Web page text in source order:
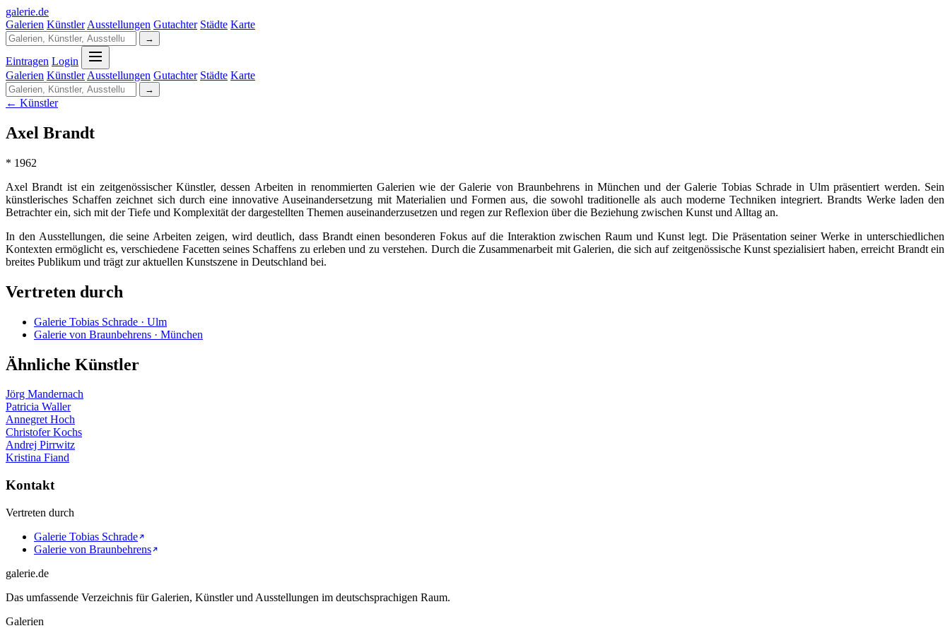
galerie.de
Galerien Künstler Ausstellungen Gutachter Städte Karte
→
Eintragen Login
Galerien Künstler Ausstellungen Gutachter Städte Karte
→
← Künstler
Axel Brandt
* 1962
Axel Brandt ist ein zeitgenössischer Künstler, dessen Arbeiten in renommierten Galerien wie der Galerie von Braunbehrens in München und der Galerie Tobias Schrade in Ulm präsentiert werden. Sein
künstlerisches Schaffen zeichnet sich durch eine innovative Auseinandersetzung mit Materialien und Formen aus, die sowohl traditionelle als auch moderne Techniken integriert. Brandts Werke laden den
Betrachter ein, sich mit der Tiefe und Komplexität der dargestellten Themen auseinanderzusetzen und regen zur Reflexion über die Beziehung zwischen Kunst und Alltag an.
In den Ausstellungen, die seine Arbeiten zeigen, wird deutlich, dass Brandt einen besonderen Fokus auf die Interaktion zwischen Raum und Kunst legt. Die Präsentation seiner Werke in unterschiedlichen
Kontexten ermöglicht es, verschiedene Facetten seines Schaffens zu erleben und zu verstehen. Durch die Zusammenarbeit mit Galerien, die sich auf zeitgenössische Kunst spezialisiert haben, erreicht Brandt ein
breites Publikum und trägt zur aktuellen Kunstszene in Deutschland bei.
Vertreten durch
Galerie Tobias Schrade · Ulm
Galerie von Braunbehrens · München
Ähnliche Künstler
Jörg Mandernach
Patricia Waller
Annegret Hoch
Christofer Kochs
Andrej Pirrwitz
Kristina Fiand
Kontakt
Vertreten durch
Galerie Tobias Schrade
Galerie von Braunbehrens
galerie.de
Das umfassende Verzeichnis für Galerien, Künstler und Ausstellungen im deutschsprachigen Raum.
Galerien